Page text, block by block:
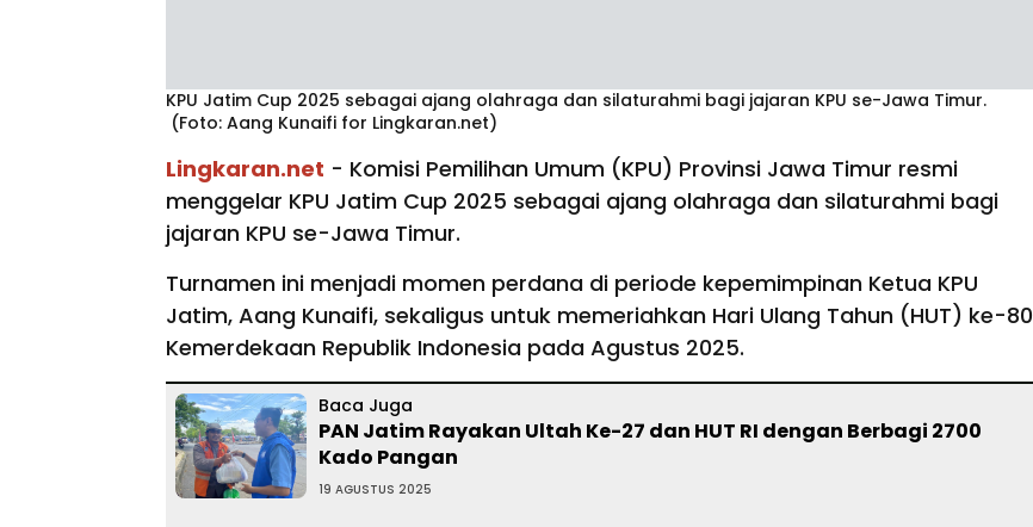
KPU Jatim Cup 2025 sebagai ajang olahraga dan silaturahmi bagi jajaran KPU se-Jawa Timur.
(Foto: Aang Kunaifi for Lingkaran.net)
Lingkaran.net - Komisi Pemilihan Umum (KPU) Provinsi Jawa Timur resmi
menggelar KPU Jatim Cup 2025 sebagai ajang olahraga dan silaturahmi bagi
jajaran KPU se-Jawa Timur.
Turnamen ini menjadi momen perdana di periode kepemimpinan Ketua KPU
Jatim, Aang Kunaifi, sekaligus untuk memeriahkan Hari Ulang Tahun (HUT) ke-80
Kemerdekaan Republik Indonesia pada Agustus 2025.
Baca Juga
PAN Jatim Rayakan Ultah Ke-27 dan HUT RI dengan Berbagi 2700
Kado Pangan
19 AGUSTUS 2025